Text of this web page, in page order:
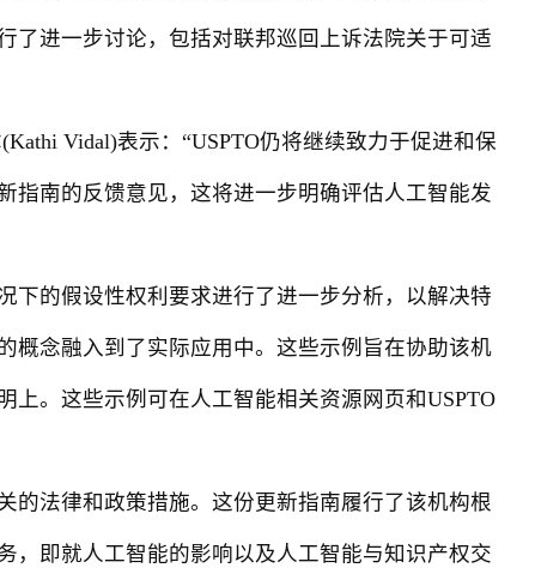
了进一步讨论，包括对联邦巡回上诉法院关于可适
Vidal)表示：“USPTO仍将继续致力于促进和保
指南的反馈意见，这将进一步明确评估人工智能发
的假设性权利要求进行了进一步分析，以解决特
概念融入到了实际应用中。这些示例旨在协助该机
。这些示例可在人工智能相关资源网页和USPTO
法律和政策措施。这份更新指南履行了该机构根
，即就人工智能的影响以及人工智能与知识产权交